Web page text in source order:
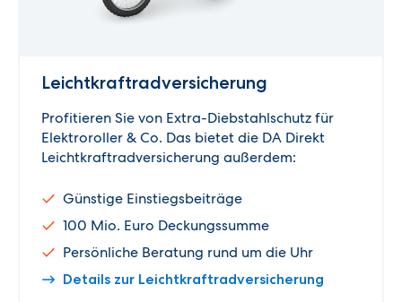
Leichtkraftrad­versicherung
Profitieren Sie von Extra-Diebstahlschutz für
Elektroroller & Co. Das bietet die DA Direkt
Leichtkraftradversicherung außerdem:
Günstige Einstiegsbeiträge
100 Mio. Euro Deckungssumme
Persönliche Beratung rund um die Uhr
Details zur Leichtkraftradversicherung